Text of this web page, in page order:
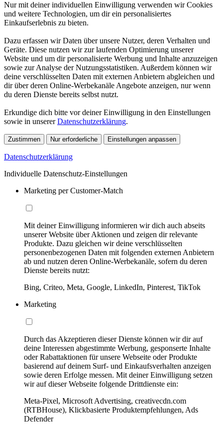
Nur mit deiner individuellen Einwilligung verwenden wir Cookies
und weitere Technologien, um dir ein personalisiertes
Einkaufserlebnis zu bieten.
Dazu erfassen wir Daten über unsere Nutzer, deren Verhalten und
Geräte. Diese nutzen wir zur laufenden Optimierung unserer
Website und um dir personalisierte Werbung und Inhalte anzuzeigen
sowie zur Analyse der Nutzungsstatistiken. Außerdem können wir
deine verschlüsselten Daten mit externen Anbietern abgleichen und
dir über deren Online-Werbekanäle Angebote anzeigen, nur wenn
du deren Dienste bereits selbst nutzt.
Erkundige dich bitte vor deiner Einwilligung in den Einstellungen
sowie in unsererDatenschutzerklärung.
Zustimmen Nur erforderliche Einstellungen anpassen
Datenschutzerklärung
Individuelle Datenschutz-Einstellungen
Marketing per Customer-Match
Mit deiner Einwilligung informieren wir dich auch abseits
unserer Website über Aktionen und zeigen dir relevante
Produkte. Dazu gleichen wir deine verschlüsselten
personenbezogenen Daten mit folgenden externen Anbietern
ab und nutzen deren Online-Werbekanäle, sofern du deren
Dienste bereits nutzt:
Bing, Criteo, Meta, Google, LinkedIn, Pinterest, TikTok
Marketing
Durch das Akzeptieren dieser Dienste können wir dir auf
deine Interessen abgestimmte Werbung, gesponserte Inhalte
oder Rabattaktionen für unsere Webseite oder Produkte
basierend auf deinem Surf- und Einkaufsverhalten anzeigen
sowie deren Erfolge messen. Mit deiner Einwilligung setzen
wir auf dieser Webseite folgende Drittdienste ein:
Meta-Pixel, Microsoft Advertising, creativecdn.com
(RTBHouse), Klickbasierte Produktempfehlungen, Ads
Defender